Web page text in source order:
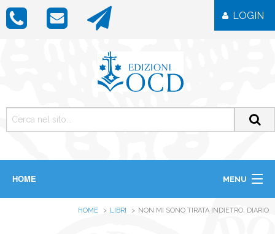
LOGIN
HOME MENU
HOME LIBRI NON MI SONO TIRATA INDIETRO. DIARIO